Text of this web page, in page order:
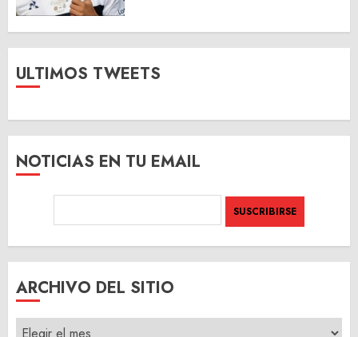
ULTIMOS TWEETS
NOTICIAS EN TU EMAIL
ARCHIVO DEL SITIO
ARCHIVO